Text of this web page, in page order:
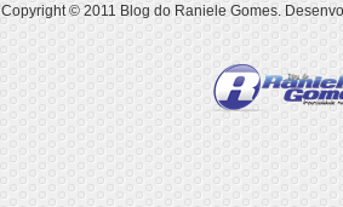
Copyright © 2011Blog do Raniele Gomes.